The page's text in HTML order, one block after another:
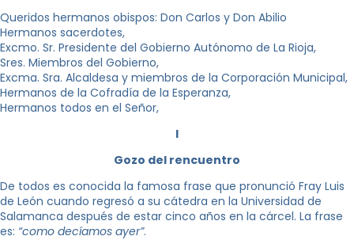
Queridos hermanos obispos: Don Carlos y Don Abilio
Hermanos sacerdotes,
Excmo. Sr. Presidente del Gobierno Autónomo de La Rioja,
Sres. Miembros del Gobierno,
Excma. Sra. Alcaldesa y miembros de la Corporación Municipal,
Hermanos de la Cofradía de la Esperanza,
Hermanos todos en el Señor,
I
Gozo del rencuentro
De todos es conocida la famosa frase que pronunció Fray Luis
de León cuando regresó a su cátedra en la Universidad de
Salamanca después de estar cinco años en la cárcel. La frase
es: “como decíamos ayer”.